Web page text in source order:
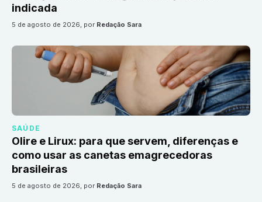
indicada
5 de agosto de 2026, por Redação Sara
SAÚDE
Olire e Lirux: para que servem, diferenças e
como usar as canetas emagrecedoras
brasileiras
5 de agosto de 2026, por Redação Sara